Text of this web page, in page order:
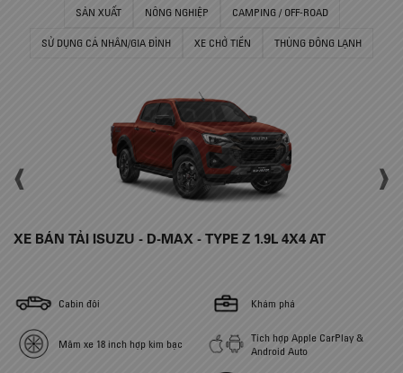
SẢN XUẤT NÔNG NGHIỆP CAMPING / OFF-ROAD
SỬ DỤNG CÁ NHÂN/GIA ĐÌNH XE CHỞ TIỀN THÙNG ĐÔNG LẠNH
XE BÁN TẢI ISUZU - D-MAX - TYPE Z 1.9L 4X4 AT
Cabin đôi Khám phá
Mâm xe 18 inch hợp kim bạc
Tích hợp Apple CarPlay &
Android Auto
‹ ›